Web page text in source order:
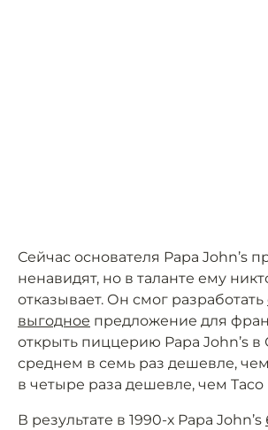
Сейчас основателя Papa John’s
ненавидят, но в таланте ему
отказывает. Он смог разработать
выгодное предложение для
открыть пиццерию Papa John’s
среднем в семь раз дешевле,
в четыре раза дешевле, чем Taco
В результате в 1990-х Papa John’s